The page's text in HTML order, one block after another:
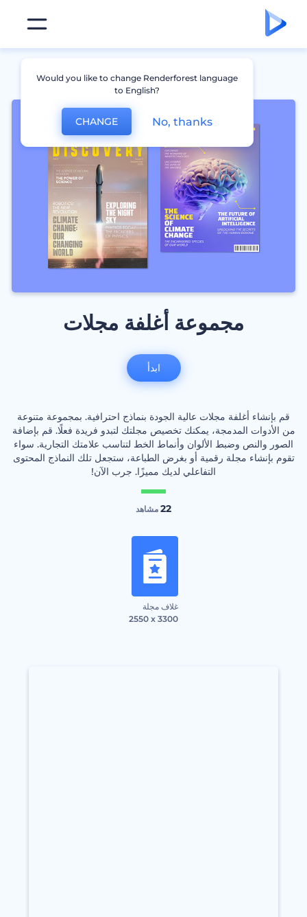
مجموعة أغلفة مجلات
قم بإنشاء أغلفة مجلات عالية الجودة بنماذج احترافية. بمجموعة متنوعة
من الأدوات المدمجة، يمكنك تخصيص مجلتك لتبدو فريدة فعلًا. قم بإضافة
الصور والنص وضبط الألوان وأنماط الخط لتناسب علامتك التجارية. سواء
تقوم بإنشاء مجلة رقمية أو بغرض الطباعة، ستجعل تلك النماذج المحتوى
التفاعلي لديك مميزًا. جرب الآن!
22 مشاهد
غلاف مجلة
2550 x 3300
ابدأ
Would you like to change Renderforest language
to English?
CHANGE No, thanks